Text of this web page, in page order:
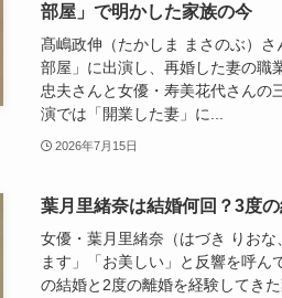
部屋」で明かした家族の今
髙嶋政伸（たかしま まさのぶ）
部屋」に出演し、再婚した妻の職
忠夫さんと女優・寿美花代さんの
演では「開業した妻」に...
2026年7月15日
葉月里緒奈は結婚何回？3度
女優・葉月里緒奈（はづき りお
ます」「お美しい」と反響を呼
の結婚と2度の離婚を経験してき